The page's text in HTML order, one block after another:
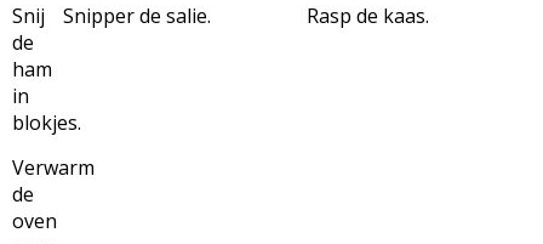
Snij
de
ham
in
blokjes.
Snipper de salie. Rasp de kaas.
Verwarm
de
oven